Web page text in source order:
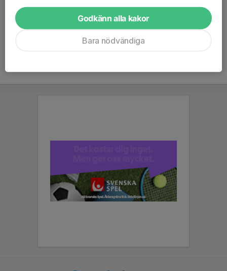
Ålder
22 år
Godkänn alla kakor
Bara nödvändiga